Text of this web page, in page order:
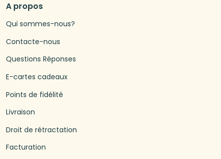
A propos
Qui sommes-nous?
Contacte-nous
Questions Réponses
E-cartes cadeaux
Points de fidélité
Livraison
Droit de rétractation
Facturation